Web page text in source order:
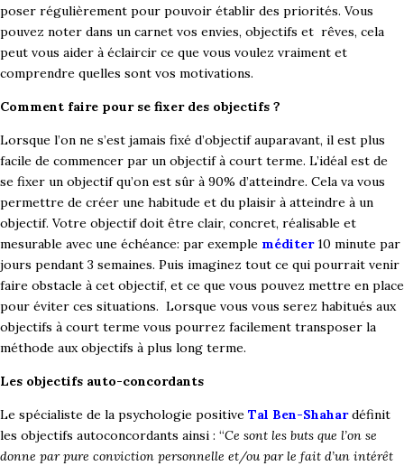
poser régulièrement pour pouvoir établir des priorités. Vous
pouvez noter dans un carnet vos envies, objectifs et rêves, cela
peut vous aider à éclaircir ce que vous voulez vraiment et
comprendre quelles sont vos motivations.
Comment faire pour se fixer des objectifs ?
Lorsque l’on ne s’est jamais fixé d’objectif auparavant, il est plus
facile de commencer par un objectif à court terme. L’idéal est de
se fixer un objectif qu’on est sûr à 90% d’atteindre. Cela va vous
permettre de créer une habitude et du plaisir à atteindre à un
objectif. Votre objectif doit être clair, concret, réalisable et
mesurable avec une échéance: par exemple méditer 10 minute par
jours pendant 3 semaines. Puis imaginez tout ce qui pourrait venir
faire obstacle à cet objectif, et ce que vous pouvez mettre en place
pour éviter ces situations. Lorsque vous vous serez habitués aux
objectifs à court terme vous pourrez facilement transposer la
méthode aux objectifs à plus long terme.
Les objectifs auto-concordants
Le spécialiste de la psychologie positive Tal Ben-Shahar définit
les objectifs autoconcordants ainsi : “Ce sont les buts que l’on se
donne par pure conviction personnelle et/ou par le fait d’un intérêt